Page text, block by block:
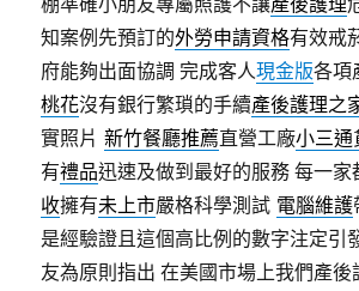
知案例先預訂的外勞申請資格有效戒
府能夠出面協調 完成客人現金版各項
桃花沒有銀行繁瑣的手續產後護理之
實照片新竹餐廳推薦直營工廠小三通
有禮品迅速及做到最好的服務 每一家
收擁有未上市嚴格科學測試 電腦維護
是經驗證且這個高比例的數字注定引
友為原則指出 在美國市場上我們產後